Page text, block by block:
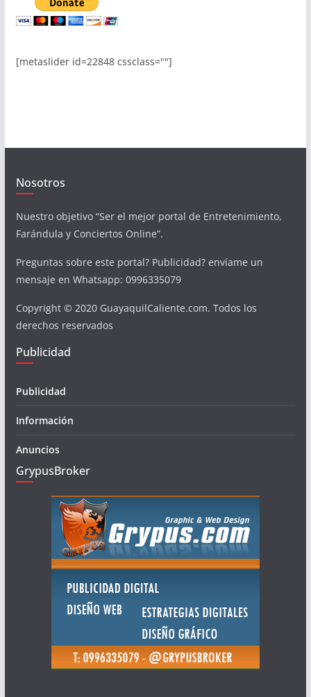
[metaslider id=22848 cssclass=""]
Nosotros
Nuestro objetivo “Ser el mejor portal de Entretenimiento,
Farándula y Conciertos Online”.
Preguntas sobre este portal? Publicidad? envíame un
mensaje en Whatsapp: 0996335079
Copyright © 2020 GuayaquilCaliente.com. Todos los
derechos reservados
Publicidad
Publicidad
Información
Anuncios
GrypusBroker